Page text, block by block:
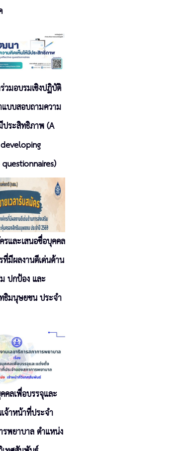
วมอบรมเชิงปฏิบัติ
บบสอบถามความ
ประสิทธิภาพ (A
รและเสนอชื่อบุคคล
ที่มีผลงานดีเด่นด้าน
ปกป้อง และ
ธิมนุษยชน ประจำ
คลเพื่อบรรจุและ
จ้าหน้าที่ประจำ
รพยาบาล ตำแหน่ง